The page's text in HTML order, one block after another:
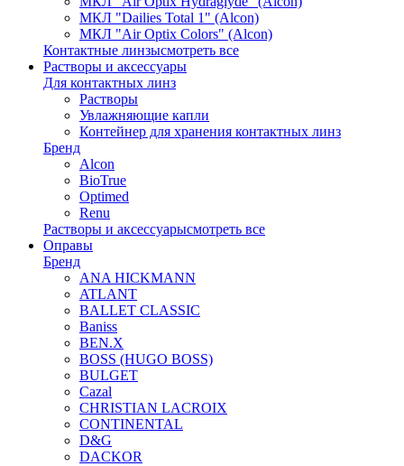
МКЛ "Dailies Total 1" (Alcon)
МКЛ "Air Optix Colors" (Alcon)
Контактные линзысмотреть все
Растворы и аксессуары
Для контактных линз
Растворы
Увлажняющие капли
Контейнер для хранения контактных линз
Бренд
Alcon
BioTrue
Optimed
Renu
Растворы и аксессуарысмотреть все
Оправы
Бренд
ANA HICKMANN
ATLANT
BALLET CLASSIC
Baniss
BEN.X
BOSS (HUGO BOSS)
BULGET
Cazal
CHRISTIAN LACROIX
CONTINENTAL
D&G
DACKOR